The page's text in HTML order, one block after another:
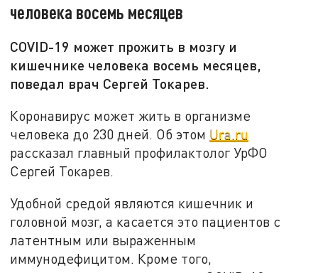
человека восемь месяцев
COVID-19 может прожить в мозгу и
кишечнике человека восемь месяцев,
поведал врач Сергей Токарев.
Коронавирус может жить в организме
человека до 230 дней. Об этом Ura.ru
рассказал главный профилактолог УрФО
Сергей Токарев.
Удобной средой являются кишечник и
головной мозг, а касается это пациентов с
латентным или выраженным
иммунодефицитом. Кроме того,